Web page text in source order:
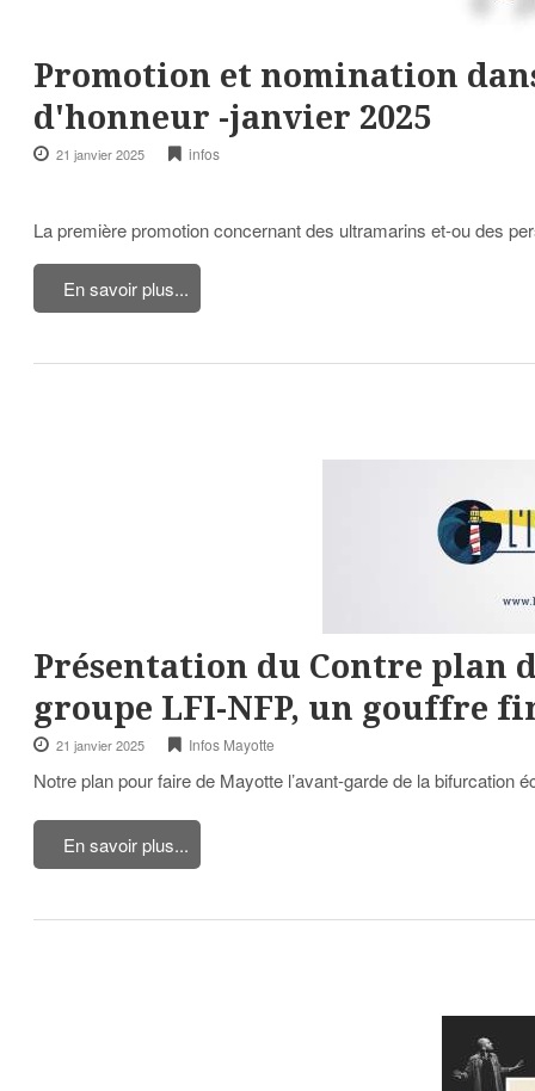
Promotion et nomination
d'honneur -janvier 2025
21 janvier 2025 infos
La première promotion concernant des ultramarins et-ou des
En savoir plus...
Présentation du Contre plan
groupe LFI-NFP, un gouffre
21 janvier 2025 Infos Mayotte
Notre plan pour faire de Mayotte l’avant-garde de la bifurcation
En savoir plus...